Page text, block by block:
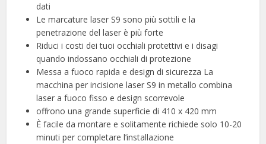
dati
Le marcature laser S9 sono più sottili e la
penetrazione del laser è più forte
Riduci i costi dei tuoi occhiali protettivi e i disagi
quando indossano occhiali di protezione
Messa a fuoco rapida e design di sicurezza La
macchina per incisione laser S9 in metallo combina
laser a fuoco fisso e design scorrevole
offrono una grande superficie di 410 x 420 mm
È facile da montare e solitamente richiede solo 10-20
minuti per completare l’installazione